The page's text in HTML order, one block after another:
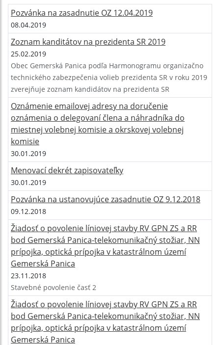
Pozvánka na zasadnutie OZ 12.04.2019
08.04.2019
Zoznam kanditátov na prezidenta SR 2019
25.02.2019
Obec Gemerská Panica podľa Harmonogramu organizačno
technického zabezpečenia volieb prezidenta SR v roku 2019
zverejňuje zoznam kandidátov na prezidenta SR
Oznámenie emailovej adresy na doručenie
oznámenia o delegovaní člena a náhradníka do
miestnej volebnej komisie a okrskovej volebnej
komisie
30.01.2019
Menovací dekrét zapisovateľky
30.01.2019
Pozvánka na ustanovujúce zasadnutie OZ 9.12.2018
09.12.2018
Žiadosť o povolenie líniovej stavby RV GPN ZS a RR
bod Gemerská Panica-telekomunikačný stožiar, NN
prípojka, optická prípojka v katastrálnom území
Gemerská Panica
23.11.2018
Stavebné povolenie časť 2
Žiadosť o povolenie líniovej stavby RV GPN ZS a RR
bod Gemerská Panica-telekomunikačný stožiar, NN
prípojka, optická prípojka v katastrálnom území
Gemerská Panica